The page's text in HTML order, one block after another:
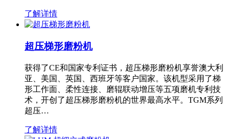
了解详情
超压梯形磨粉机
获得了CE和国家专利证书，超压梯形磨粉机享誉澳大利
亚、美国、英国、西班牙等客户国家。该机型采用了梯
形工作面、柔性连接、磨辊联动增压等五项磨机专利技
术，开创了超压梯形磨粉机的世界最高水平。TGM系列
超压…
了解详情